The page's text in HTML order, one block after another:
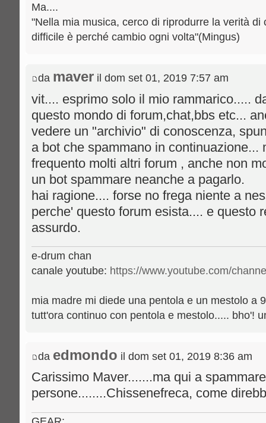
Ma....
"Nella mia musica, cerco di riprodurre la verità
difficile è perché cambio ogni volta"(Mingus)
da maver il dom set 01, 2019 7:57 am
vit.... esprimo solo il mio rammarico.....
questo mondo di forum,chat,bbs etc...
vedere un "archivio" di conoscenza,
a bot che spammano in continuazione...
frequento molti altri forum , anche non
un bot spammare neanche a pagarlo.
hai ragione.... forse no frega niente a
perche' questo forum esista.... e questo
assurdo.
e-drum chan
canale youtube: https://www.youtube.com/
mia madre mi diede una pentola e un mestolo a
tutt'ora continuo con pentola e mestolo..... bho'!
da edmondo il dom set 01, 2019 8:36 am
Carissimo Maver.......ma qui a
persone........Chissenefreca, come